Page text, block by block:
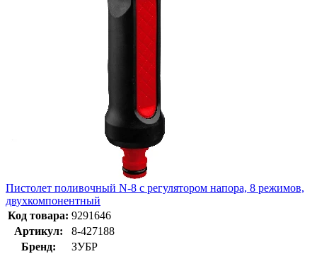
Пистолет поливочный N-8 с регулятором напора, 8 режимов,
двухкомпонентный
Код товара: 9291646
Артикул:
8-427188
Бренд:
ЗУБР